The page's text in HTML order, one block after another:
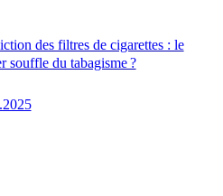
des filtres de cigarettes : le
souffle du tabagisme ?